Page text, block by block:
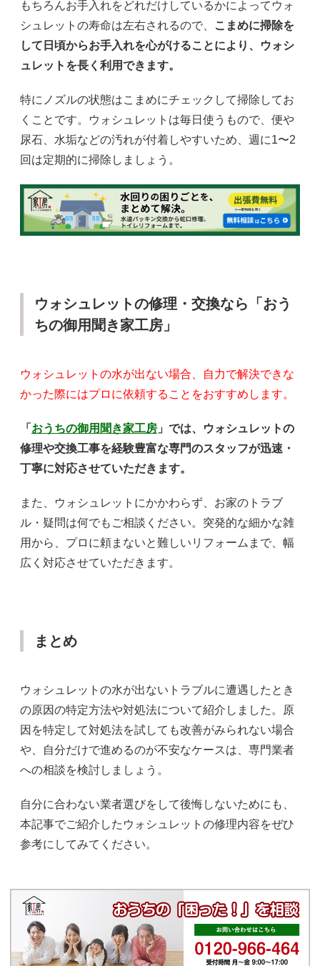
もちろんお手入れをどれだけしているかによってウォ
シュレットの寿命は左右されるので、
こまめに掃除を
して日頃からお手入れを心がけることにより、ウォシ
ュレットを長く利用できます。
特にノズルの状態はこまめにチェックして掃除してお
くことです。ウォシュレットは毎日使うもので、便や
尿石、水垢などの汚れが付着しやすいため、週に1〜2
回は定期的に掃除しましょう。
ウォシュレットの修理・交換なら「おう
ちの御用聞き家工房」
ウォシュレットの水が出ない場合、自力で解決できな
かった際にはプロに依頼することをおすすめします。
「 おうちの御用聞き家工房 」では、ウォシュレットの
修理や交換工事を経験豊富な専門のスタッフが迅速・
丁寧に対応させていただきます。
また、ウォシュレットにかかわらず、お家のトラブ
ル・疑問は何でもご相談ください。突発的な細かな雑
用から、プロに頼まないと難しいリフォームまで、幅
広く対応させていただきます。
まとめ
ウォシュレットの水が出ないトラブルに遭遇したとき
の原因の特定方法や対処法について紹介しました。原
因を特定して対処法を試しても改善がみられない場合
や、自分だけで進めるのが不安なケースは、専門業者
への相談を検討しましょう。
自分に合わない業者選びをして後悔しないためにも、
本記事でご紹介したウォシュレットの修理内容をぜひ
参考にしてみてください。